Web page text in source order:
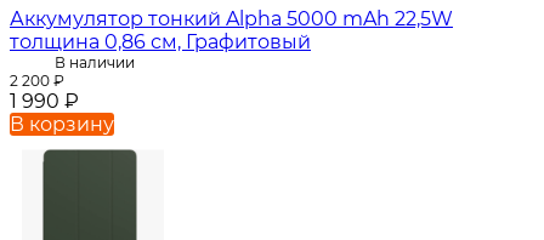
Аккумулятор тонкий Alpha 5000 mAh 22,5W
толщина 0,86 см, Графитовый
В наличии
2 200 ₽
1 990 ₽
В корзину